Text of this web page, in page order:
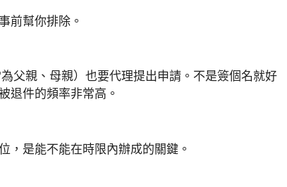
前幫你排除。
父親、母親）也要代理提出申請。不是簽個名就好
件的頻率非常高。
，是能不能在時限內辦成的關鍵。